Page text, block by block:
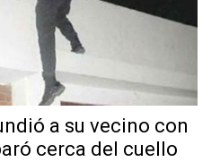
a su vecino con
cerca del cuello